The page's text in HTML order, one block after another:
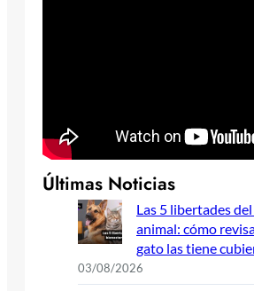
Últimas Noticias
Las 5 libertades
animal: cómo
gato las tiene
03/08/2026